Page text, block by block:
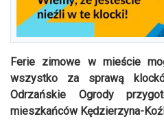
Ferie zimowe w mieście
wszystko za sprawą
Odrzańskie Ogrody
mieszkańców Kędzierzyna-